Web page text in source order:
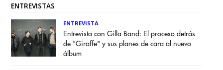
ENTREVISTAS
ENTREVISTA
Entrevista con Gilla Band: El proceso detrás
de "Giraffe" y sus planes de cara al nuevo
álbum